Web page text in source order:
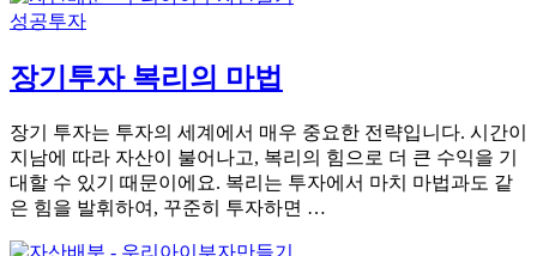
성공투자
장기투자 복리의 마법
장기 투자는 투자의 세계에서 매우 중요한 전략입니다. 시간이
지남에 따라 자산이 불어나고, 복리의 힘으로 더 큰 수익을 기
대할 수 있기 때문이에요. 복리는 투자에서 마치 마법과도 같
은 힘을 발휘하여, 꾸준히 투자하면 …